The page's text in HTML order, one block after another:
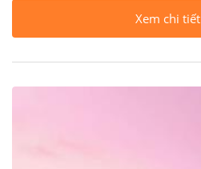
Xem chi tiết